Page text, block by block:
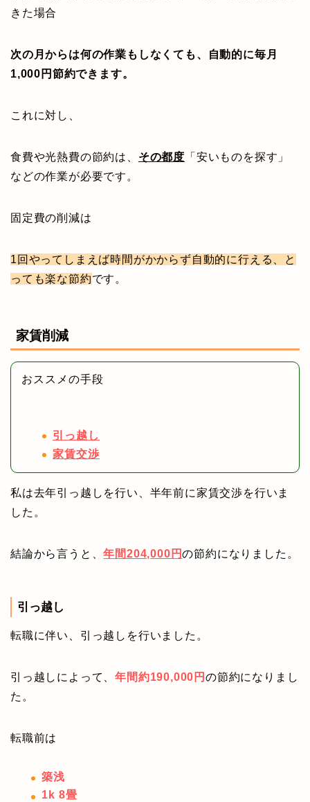
きた場合
次の月からは何の作業もしなくても、自動的に毎月
1,000円節約できます。
これに対し、
食費や光熱費の節約は、 その都度 「安いものを探す」
などの作業が必要です。
固定費の削減は
1回やってしまえば時間がかからず自動的に行える、と
っても楽な節約です。
家賃削減
おススメの手段
引っ越し
家賃交渉
私は去年引っ越しを行い、半年前に家賃交渉を行いま
した。
結論から言うと、年間204,000円の節約になりました。
引っ越し
転職に伴い、引っ越しを行いました。
引っ越しによって、年間約190,000円の節約になりまし
た。
転職前は
築浅
1k 8畳